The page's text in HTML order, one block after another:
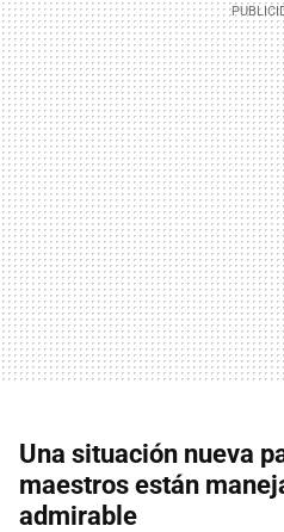
Una situación nueva
maestros están
admirable